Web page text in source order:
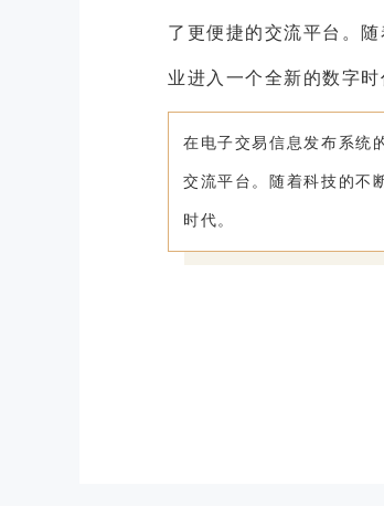
了更便捷的交流平台。
业进入一个全新的数字时
在电子交易信息发布系统
交流平台。随着科技的不
时代。